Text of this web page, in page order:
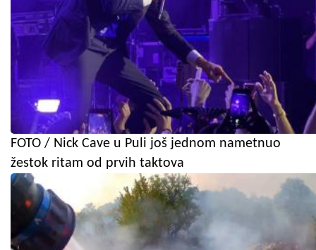
FOTO / Nick Cave u Puli još jednom nametnuo
žestok ritam od prvih taktova